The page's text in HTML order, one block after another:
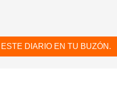
DIARIO EN TU BUZÓN.